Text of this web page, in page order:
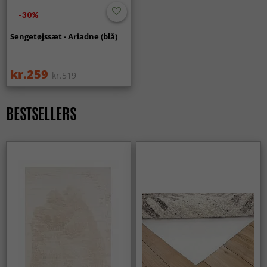
-30%
Sengetøjssæt - Ariadne (blå)
kr.259 kr.519
BESTSELLERS